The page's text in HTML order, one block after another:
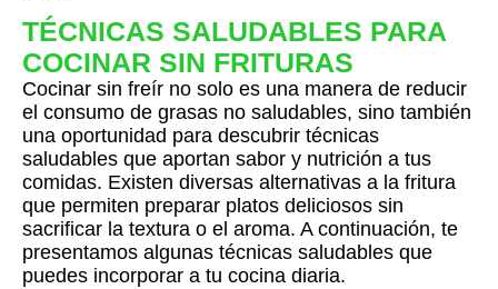
TÉCNICAS SALUDABLES PARA
COCINAR SIN FRITURAS
Cocinar sin freír no solo es una manera de reducir
el consumo de grasas no saludables, sino también
una oportunidad para descubrir técnicas
saludables que aportan sabor y nutrición a tus
comidas. Existen diversas alternativas a la fritura
que permiten preparar platos deliciosos sin
sacrificar la textura o el aroma. A continuación, te
presentamos algunas técnicas saludables que
puedes incorporar a tu cocina diaria.